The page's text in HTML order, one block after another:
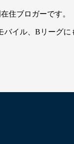
住ブロガーです。
イル、Bリーグに